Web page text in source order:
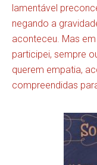
lamentável
negando a
aconteceu. Mas
participei, sempre
querem empatia,
compreendidas